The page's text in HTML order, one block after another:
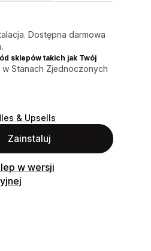
Dostępna darmowa
sklepów takich jak Twój
w Stanach Zjednoczonych
& Upsells
Zainstaluj
w wersji